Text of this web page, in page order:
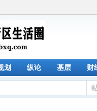
划 纵论 基层 财